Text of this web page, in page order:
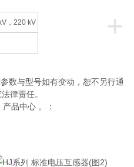
+
，220 kV
数与型号如有变动，恕不另行通
律责任。
品中心 。：